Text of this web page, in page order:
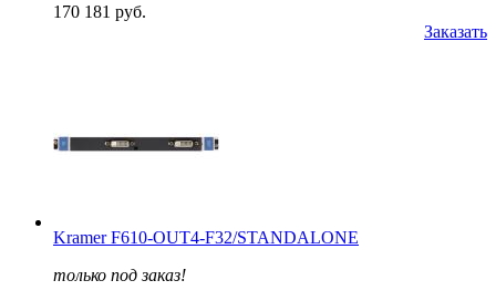
170 181 руб.
Заказать
Kramer F610-OUT4-F32/STANDALONE
только под заказ!